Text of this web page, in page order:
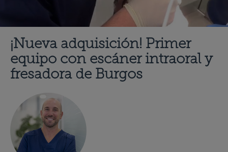
¡Nueva adquisición! Primer
equipo con escáner intraoral y
fresadora de Burgos